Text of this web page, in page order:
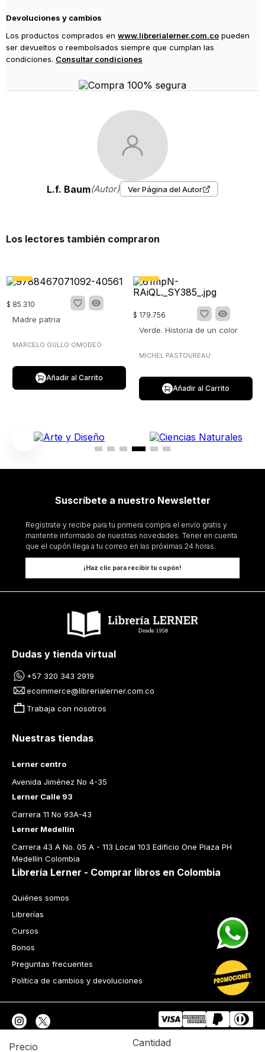
Precio Cantidad
Devoluciones y cambios
Los productos comprados en www.librerialerner.com.co pueden
ser devueltos o reembolsados siempre que cumplan las
condiciones. Consultar condiciones
L.f. Baum(Autor) Ver Página del Autor
Los lectores también compraron
$ 85.310
Madre patria
MARCELO GULLO OMODEO
Añadir al Carrito
$ 179.756
Verde. Historia de un color
MICHEL PASTOUREAU
Añadir al Carrito
Suscríbete a nuestro Newsletter
Regístrate y recibe para tu primera compra el envío gratis y
mantente informado de nuestras novedades. Tener en cuenta
que el cupón llega a tu correo en las próximas 24 horas.
¡Haz clic para recibir tu cupón!
Dudas y tienda virtual
+57 320 343 2919
ecommerce@librerialerner.com.co
Trabaja con nosotros
Nuestras tiendas
Lerner centro
Avenida Jiménez No 4-35
Lerner Calle 93
Carrera 11 No 93A-43
Lerner Medellín
Carrera 43 A No. 05 A - 113 Local 103 Edificio One Plaza PH
Medellín Colombia
Librería Lerner - Comprar libros en Colombia
Quiénes somos
Librerías
Cursos
Bonos
Preguntas frecuentes
Política de cambios y devoluciones